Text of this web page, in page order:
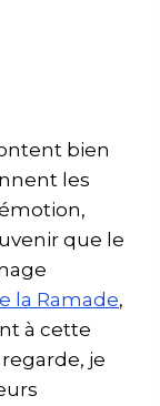
bien
les
que le
la Ramade,
à cette
je